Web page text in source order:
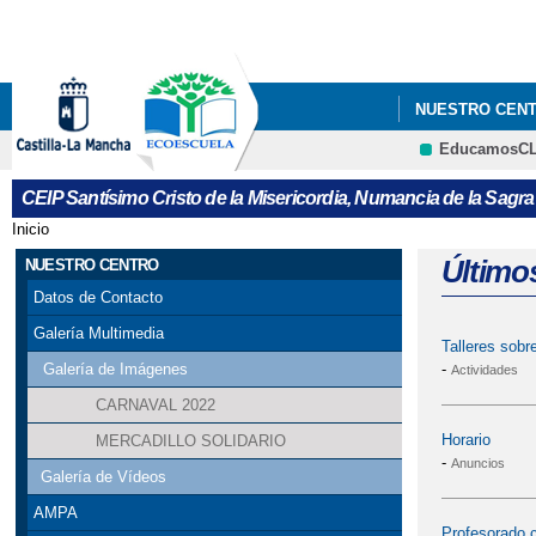
NUESTRO
LISTADO DE
LISTADO
MENÚ MES
CEIP Santísimo Cristo de la Misericordia, Numancia de la
Se encuentra usted aquí
Inicio
NUESTRO CENTRO
Datos de Contacto
Galería Multimedia
Galería de Imágenes
CARNAVAL 2022
MERCADILLO SOLIDARIO
Galería de Vídeos
AMPA
Talleres
- Actividades
Horario
- Anuncios